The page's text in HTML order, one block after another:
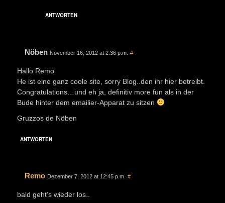
ANTWORTEN
Nöben November 16, 2012 at 2:36 p.m. #
Hallo Remo
He ist eine ganz coole site, sorry Blog..den ihr hier betreibt.
Congratulations…und eh ja, definitiv more fun als in der
Bude hinter dem emailier-Apparat zu sitzen
Gruzzos de Nöben
ANTWORTEN
Remo Dezember 7, 2012 at 12:45 p.m. #
bald geht’s wieder los..